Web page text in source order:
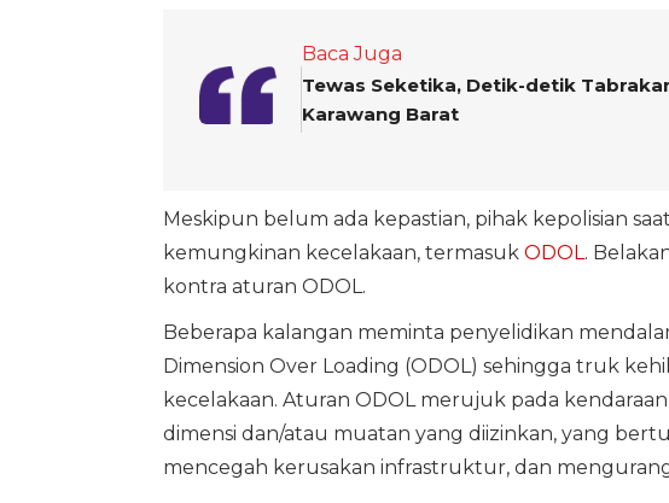
Baca Juga
Tewas Seketika, Detik-detik
Karawang Barat
Meskipun belum ada kepastian, pihak kepolisian
kemungkinan kecelakaan, termasuk ODOL .
kontra aturan ODOL.
Beberapa kalangan meminta penyelidikan
Dimension Over Loading (ODOL) sehingga truk
kecelakaan. Aturan ODOL merujuk pada
dimensi dan/atau muatan yang diizinkan, yang
mencegah kerusakan infrastruktur, dan